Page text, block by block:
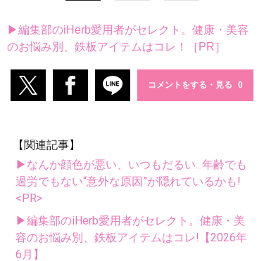
▶編集部のiHerb愛用者がセレクト。健康・美容
のお悩み別、鉄板アイテムはコレ！［PR］
コメントをする・見る
【関連記事】
▶なんか顔色が悪い、いつもだるい...年齢でも
過労でもない“意外な原因”が隠れているかも!
<PR>
▶編集部のiHerb愛用者がセレクト。健康・美
容のお悩み別、鉄板アイテムはコレ!【2026年
6月】